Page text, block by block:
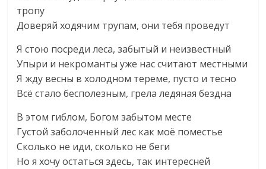
тропу
Доверяй ходячим трупам, они тебя проведут
Я стою посреди леса, забытый и неизвестный
Упыри и некроманты уже нас считают местными
Я жду весны в холодном тереме, пусто и тесно
Всё стало бесполезным, грела ледяная бездна
В этом гиблом, Богом забытом месте
Густой заболоченный лес как моё поместье
Сколько не иди, сколько не беги
Но я хочу остаться здесь, так интересней